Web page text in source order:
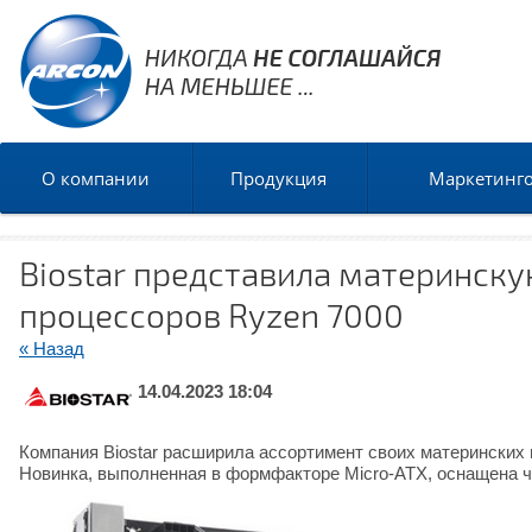
О компании Продукция
Biostar представила
процессоров Ryzen 7000
« Назад
14.04.2023 18:04
Компания Biostar расширила ассортимент своих
Новинка, выполненная в формфакторе Micro-ATX, оснащена